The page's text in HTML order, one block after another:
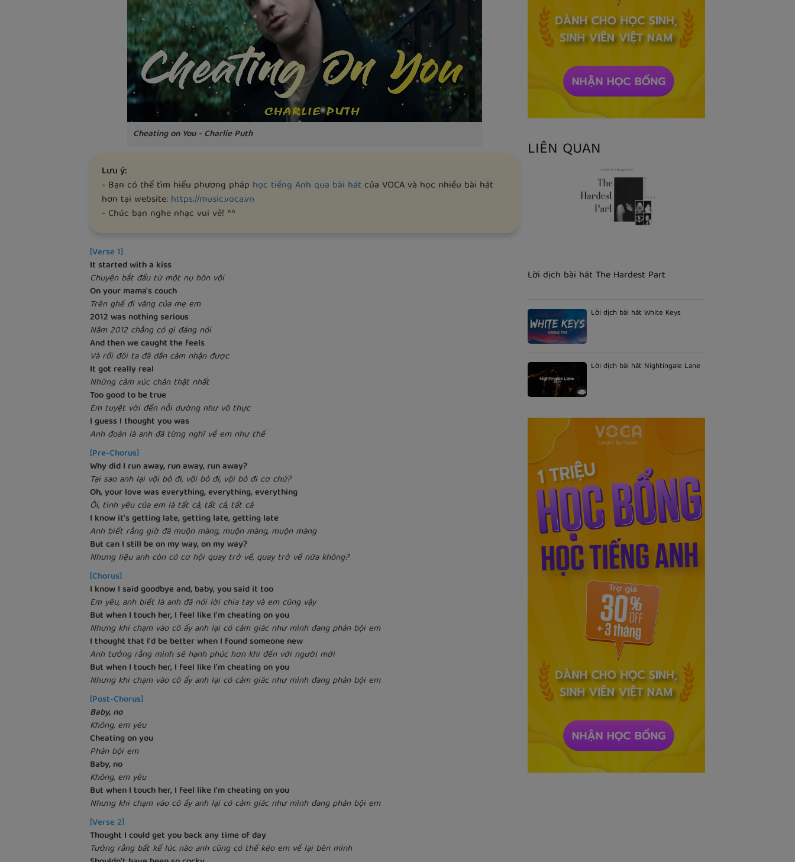
Cheating on You - Charlie Puth
Lưu ý:
- Bạn có thể tìm hiểu phương pháp học tiếng Anh qua bài hát của VOCA và học nhiều bài hát
hơn tại website: https://music.voca.vn
- Chúc bạn nghe nhạc vui vẻ! ^^
[Verse 1]
It started with a kiss
Chuyện bắt đầu từ một nụ hôn vội
On your mama's couch
Trên ghế đi văng của mẹ em
2012 was nothing serious
Năm 2012 chẳng có gì đáng nói
And then we caught the feels
Và rồi đôi ta đã dần cảm nhận được
It got really real
Những cảm xúc chân thật nhất
Too good to be true
Em tuyệt vời đến nỗi dường như vô thực
I guess I thought you was
Anh đoán là anh đã từng nghĩ về em như thế
[Pre-Chorus]
Why did I run away, run away, run away?
Tại sao anh lại vội bỏ đi, vội bỏ đi, vội bỏ đi cơ chứ?
Oh, your love was everything, everything, everything
Ôi, tình yêu của em là tất cả, tất cả, tất cả
I know it's getting late, getting late, getting late
Anh biết rằng giờ đã muộn màng, muộn màng, muộn màng
But can I still be on my way, on my way?
Nhưng liệu anh còn có cơ hội quay trở về, quay trở về nữa không?
[Chorus]
I know I said goodbye and, baby, you said it too
Em yêu, anh biết là anh đã nói lời chia tay và em cũng vậy
But when I touch her, I feel like I'm cheating on you
Nhưng khi chạm vào cô ấy anh lại có cảm giác như mình đang phản bội em
I thought that I'd be better when I found someone new
Anh tưởng rằng mình sẽ hạnh phúc hơn khi đến với người mới
But when I touch her, I feel like I'm cheating on you
Nhưng khi chạm vào cô ấy anh lại có cảm giác như mình đang phản bội em
[Post-Chorus]
Baby, no
Không, em yêu
Cheating on you
Phản bội em
Baby, no
Không, em yêu
But when I touch her, I feel like I'm cheating on you
Nhưng khi chạm vào cô ấy anh lại có cảm giác như mình đang phản bội em
[Verse 2]
Thought I could get you back any time of day
Tưởng rằng bất kể lúc nào anh cũng có thể kéo em về lại bên mình
LIÊN QUAN
Lời dịch bài hát The Hardest Part
Lời dịch bài hát White Keys
Lời dịch bài hát Nightingale Lane